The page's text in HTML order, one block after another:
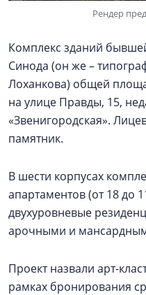
Рендер
Комплекс зданий
Синода (он же –
Лоханкова) общей
на улице Правды, 15,
«Звенигородская».
памятник.
В шести корпусах
апартаментов (от 18 до
двухуровневые
арочными и
Проект назвали арт-
рамках бронирования